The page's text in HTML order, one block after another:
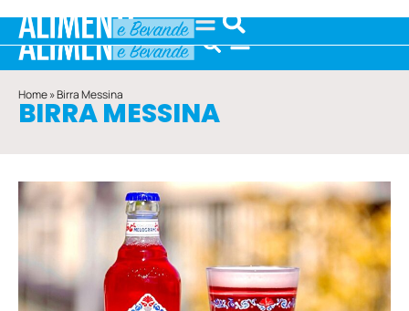
Home»Birra Messina
BIRRA MESSINA